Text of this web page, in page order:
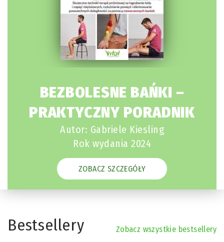
BEZBOLESNE BAŃKI –
PRAKTYCZNY PORADNIK
Autor: Gabriele Kiesling
Rok wydania 2024
ZOBACZ SZCZEGÓŁY
Bestsellery Zobacz wszystkie bestsellery